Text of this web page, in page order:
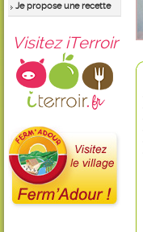
Je propose une recette
Visitez iTerroir